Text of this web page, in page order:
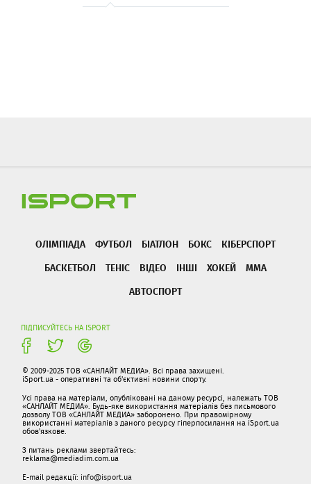
ОЛІМПІАДА ФУТБОЛ БІАТЛОН БОКС
КІБЕРСПОРТ
БАСКЕТБОЛ
ТЕНІС ВІДЕО ІНШІ ХОКЕЙ
ММА
АВТОСПОРТ
ПІДПИСУЙТЕСЬ НА ISPORT
© 2009-2025 ТОВ «САНЛАЙТ МЕДИА». Всі права захищені.
iSport.ua - оперативні та об'єктивні новини спорту.
Усі права на матеріали, опубліковані на даному ресурсі, належать ТОВ
«САНЛАЙТ МЕДИА». Будь-яке використання матеріалів без письмового
дозволу ТОВ «САНЛАЙТ МЕДИА» заборонено. При правомірному
використанні матеріалів з даного ресурсу гіперпосилання на iSport.ua
обов'язкове.
З питань реклами звертайтесь:
reklama@mediadim.com.ua
E-mail редакції: info@isport.ua